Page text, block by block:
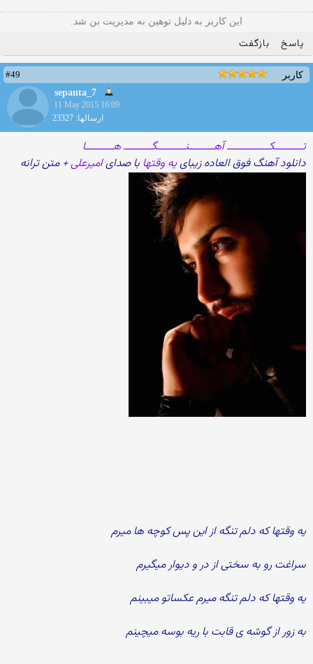
این کاربر به دلیل توهین به مدیریت بن شد.
پاسخ بازگفت
کاربر
#49
sepanta_7
11 May 2015 16:09
ارسالها: 23327
تــــــــــکـــــــــــــــ آهـــــــــنــــــــــگــــــــــ هــــــــــا
دانلود آهنگ فوق العاده زیباییه وقتها با صدایامیرعلی+ متن ترانه
یه وقتها که دلم تنگه از این پس کوچه ها میرم
سراغت رو به سختی از در و دیوار میگیرم
یه وقتها که دلم تنگه میرم عکساتو میبینم
به زور از گوشه ی قابت با ریه بوسه میچینم